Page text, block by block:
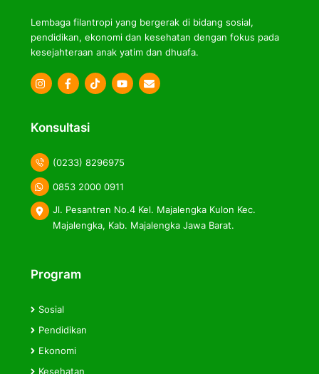
Lembaga filantropi yang bergerak di bidang sosial,
pendidikan, ekonomi dan kesehatan dengan fokus pada
kesejahteraan anak yatim dan dhuafa.
Icon
Icon
Icon
Konsultasi
(0233) 8296975
0853 2000 0911
Jl. Pesantren No.4 Kel. Majalengka Kulon Kec.
Majalengka, Kab. Majalengka Jawa Barat.
Program
Sosial
Pendidikan
Ekonomi
Kesehatan